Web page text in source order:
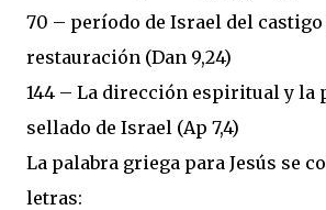
70 – período de Israel del castigo
restauración (Dan 9,24)
144 – La dirección espiritual y la
sellado de Israel (Ap 7,4)
La palabra griega para Jesús se
letras: